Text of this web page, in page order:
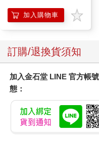
加入購物車
訂購/退換貨須知
加入金石堂 LINE 官方帳
態：